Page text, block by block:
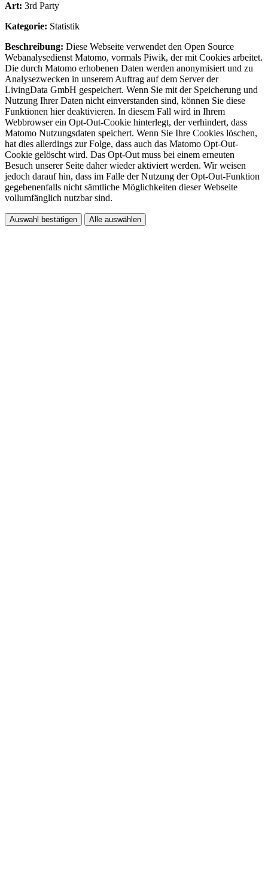
Art: 3rd Party
Kategorie: Statistik
Beschreibung: Diese Webseite verwendet den Open Source
Webanalysedienst Matomo, vormals Piwik, der mit Cookies arbeitet.
Die durch Matomo erhobenen Daten werden anonymisiert und zu
Analysezwecken in unserem Auftrag auf dem Server der
LivingData GmbH gespeichert. Wenn Sie mit der Speicherung und
Nutzung Ihrer Daten nicht einverstanden sind, können Sie diese
Funktionen hier deaktivieren. In diesem Fall wird in Ihrem
Webbrowser ein Opt-Out-Cookie hinterlegt, der verhindert, dass
Matomo Nutzungsdaten speichert. Wenn Sie Ihre Cookies löschen,
hat dies allerdings zur Folge, dass auch das Matomo Opt-Out-
Cookie gelöscht wird. Das Opt-Out muss bei einem erneuten
Besuch unserer Seite daher wieder aktiviert werden. Wir weisen
jedoch darauf hin, dass im Falle der Nutzung der Opt-Out-Funktion
gegebenenfalls nicht sämtliche Möglichkeiten dieser Webseite
vollumfänglich nutzbar sind.
Auswahl bestätigen Alle auswählen